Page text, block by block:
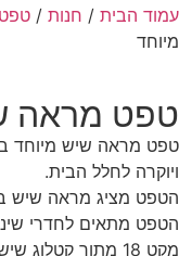
הבית/חנות/
מראה
מראה שיש מיוחד
לחלל הבית.
מציג מראה שיש
מתאים לחדרי
קטלוג שיש.